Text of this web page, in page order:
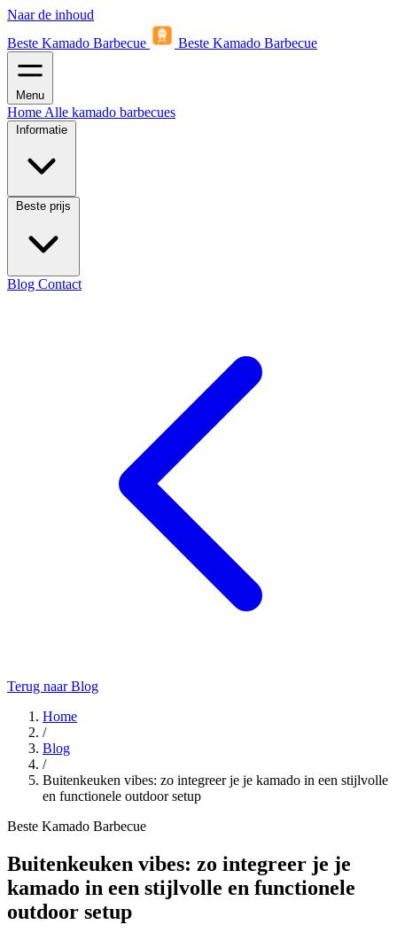
Naar de inhoud
Beste Kamado Barbecue
Beste Kamado Barbecue
Menu
Home Alle kamado barbecues
Informatie
Beste prijs
Blog Contact
Terug naar Blog
Home
/
Blog
/
Buitenkeuken vibes: zo integreer je je kamado in een stijlvolle
en functionele outdoor setup
Beste Kamado Barbecue
Buitenkeuken vibes: zo integreer je je
kamado in een stijlvolle en functionele
outdoor setup